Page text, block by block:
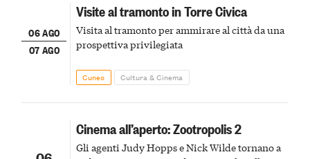
06 AGO
07 AGO
Visite al tramonto in Torre Civica
Visita al tramonto per ammirare al città da una
prospettiva privilegiata
Cuneo Cultura & Cinema
Cinema all’aperto: Zootropolis 2
Gli agenti Judy Hopps e Nick Wilde tornano a